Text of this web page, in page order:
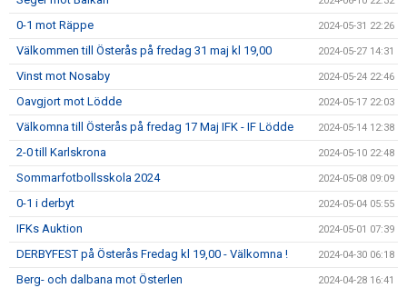
0-1 mot Räppe 2024-05-31 22:26
Välkommen till Österås på fredag 31 maj kl 19,00 2024-05-27 14:31
Vinst mot Nosaby 2024-05-24 22:46
Oavgjort mot Lödde 2024-05-17 22:03
Välkomna till Österås på fredag 17 Maj IFK - IF Lödde 2024-05-14 12:38
2-0 till Karlskrona 2024-05-10 22:48
Sommarfotbollsskola 2024 2024-05-08 09:09
0-1 i derbyt 2024-05-04 05:55
IFKs Auktion 2024-05-01 07:39
DERBYFEST på Österås Fredag kl 19,00 - Välkomna ! 2024-04-30 06:18
Berg- och dalbana mot Österlen 2024-04-28 16:41